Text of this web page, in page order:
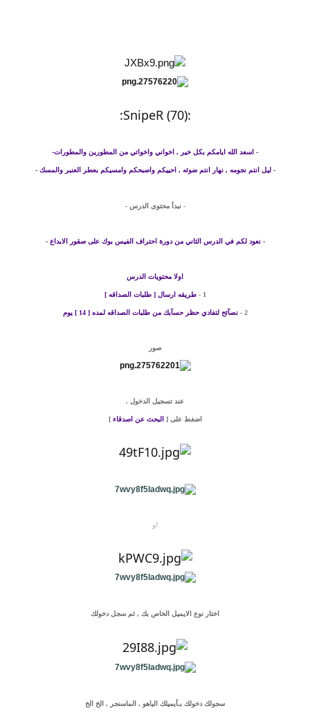
:SnipeR (70):
- اسعد الله ايامكم بكل خير , اخواني واخواتي من المطورين والمطورات-
- ليل انتم نجومه , نهار انتم ضوئه , احييكم واصبحكم وامسيكم بعطر العنبر والمسك-
- نبدأ محتوى الدرس -
- نعود لكم في الدرس الثاني من دورة احتراف الفيس بوك علىصقور الابداع -
اولا محتويات الدرس
1 - طريقه ارسال [ طلبات الصداقه ]
2 - نصآئح لتفادي حظر حسآبك من طلبات الصداقه لمده [ 14 ] يوم
صور
عند تسجيل الدخول .
اضغط على [ البحث عن اصدقاء]
او
اختار نوع الايميل الخاص بك , ثم سجل دخولك
سجولك دخولك بـأيميلك الياهو , الماسنجر , الخ الخ